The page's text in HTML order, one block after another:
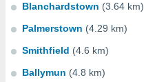
Blanchardstown (3.64 km)
Palmerstown (4.29 km)
Smithfield (4.6 km)
Ballymun (4.8 km)